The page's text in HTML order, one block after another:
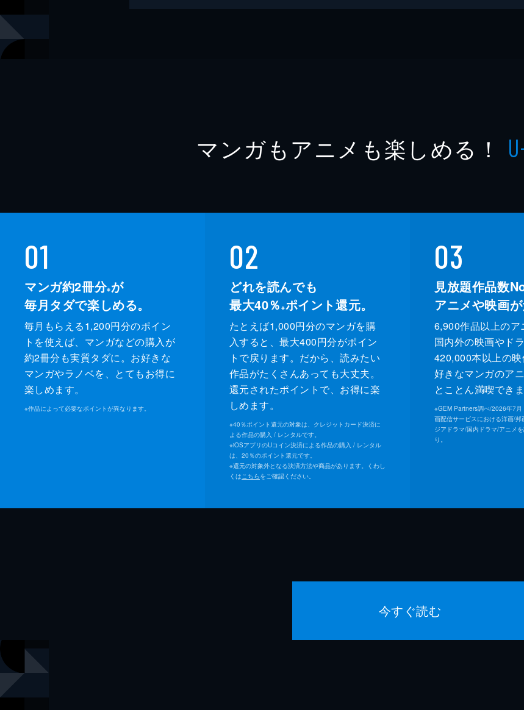
マンガもアニメも楽しめる！
01
マンガ約2冊分※が
毎月タダで楽しめる。
毎月もらえる1,200円分のポイン
トを使えば、マンガなどの購入が
約2冊分も実質タダに。お好きな
マンガやラノベを、とてもお得に
楽しめます。
※作品によって必要なポイントが異なります。
02
どれを読んでも
最大40％ ※ポイント還元。
たとえば1,000円分のマンガを購
入すると、最大400円分がポイン
トで戻ります。だから、読みたい
作品がたくさんあっても大丈夫。
還元されたポイントで、お得に楽
しめます。
※40％ポイント還元の対象は、クレジットカード決済に
よる作品の購入 / レンタルです。
※iOSアプリのUコイン決済による作品の購入 / レンタル
は、20％のポイント還元です。
※還元の対象外となる決済方法や商品があります。くわし
くはこちらをご確認ください。
03
見放題作品数
アニメや映画が
6,900作品以上のア
国内外の映画やドラ
420,000本以上の映
好きなマンガのア
とことん満喫できま
※GEM Partners調べ/2026年7⽉
画配信サービスにおける洋画/
ジアドラマ/国内ドラマ/アニメ
り。
今すぐ読む